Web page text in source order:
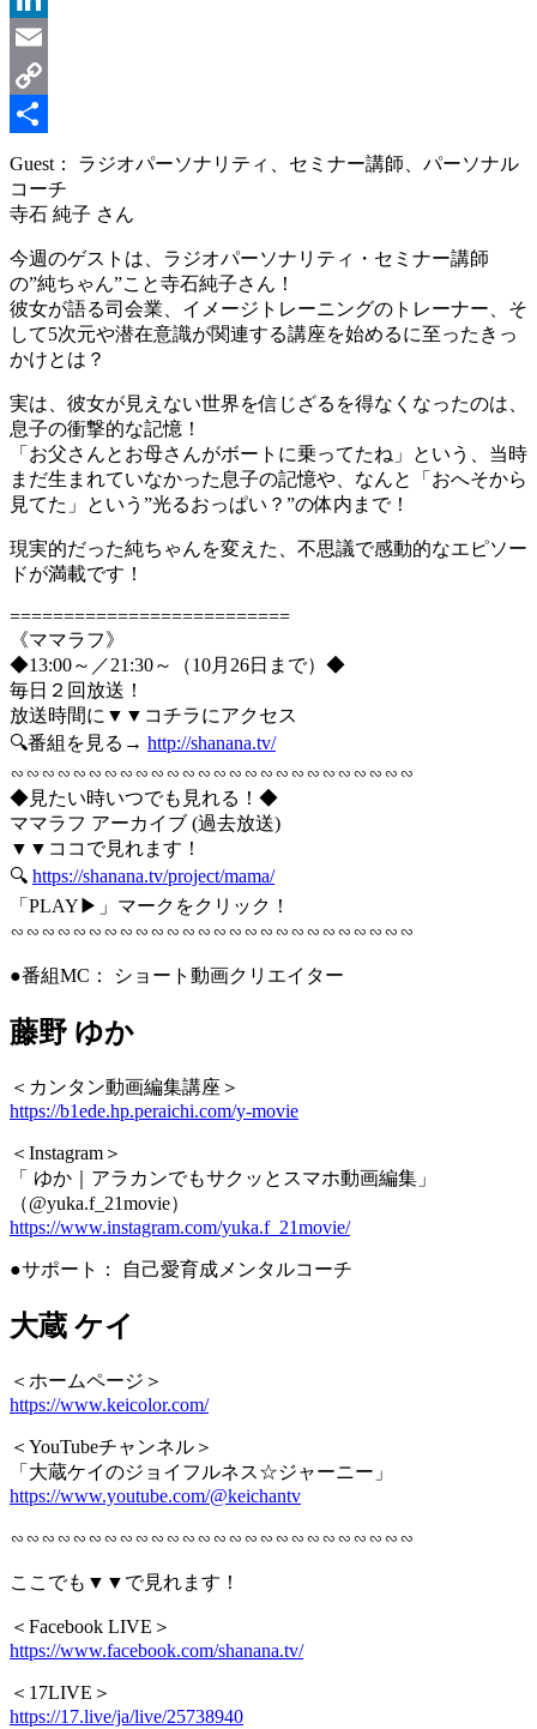
LinkedIn
Email
Copy
Link
共
有
Guest： ラジオパーソナリティ、セミナー講師、パーソナル
コーチ
寺石 純子 さん
今週のゲストは、ラジオパーソナリティ・セミナー講師
の”純ちゃん”こと寺石純子さん！
彼女が語る司会業、イメージトレーニングのトレーナー、そ
して5次元や潜在意識が関連する講座を始めるに至ったきっ
かけとは？
実は、彼女が見えない世界を信じざるを得なくなったのは、
息子の衝撃的な記憶！
「お父さんとお母さんがボートに乗ってたね」という、当時
まだ生まれていなかった息子の記憶や、なんと「おへそから
見てた」という”光るおっぱい？”の体内まで！
現実的だった純ちゃんを変えた、不思議で感動的なエピソー
ドが満載です！
==========================
《ママラフ》
◆13:00～／21:30～（10月26日まで）◆
毎日２回放送！
放送時間に▼▼コチラにアクセス
🔍番組を見る→ http://shanana.tv/
∽∽∽∽∽∽∽∽∽∽∽∽∽∽∽∽∽∽∽∽∽∽∽∽∽∽
◆見たい時いつでも見れる！◆
ママラフ アーカイブ (過去放送)
▼▼ココで見れます！
🔍 https://shanana.tv/project/mama/
「PLAY▶」マークをクリック！
∽∽∽∽∽∽∽∽∽∽∽∽∽∽∽∽∽∽∽∽∽∽∽∽∽∽
●番組MC： ショート動画クリエイター
藤野 ゆか
＜カンタン動画編集講座＞
https://b1ede.hp.peraichi.com/y-movie
＜Instagram＞
「 ゆか｜アラカンでもサクッとスマホ動画編集」
（@yuka.f_21movie）
https://www.instagram.com/yuka.f_21movie/
●サポート： 自己愛育成メンタルコーチ
大蔵 ケイ
＜ホームページ＞
https://www.keicolor.com/
＜YouTubeチャンネル＞
「大蔵ケイのジョイフルネス☆ジャーニー」
https://www.youtube.com/@keichantv
∽∽∽∽∽∽∽∽∽∽∽∽∽∽∽∽∽∽∽∽∽∽∽∽∽∽
ここでも▼▼で見れます！
＜Facebook LIVE＞
https://www.facebook.com/shanana.tv/
＜17LIVE＞
https://17.live/ja/live/25738940